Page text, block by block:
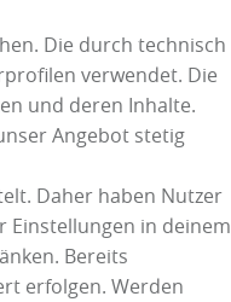
Die durch technisch
verwendet. Die
und deren Inhalte.
Angebot stetig
Daher haben Nutzer
Einstellungen in deinem
Bereits
erfolgen. Werden